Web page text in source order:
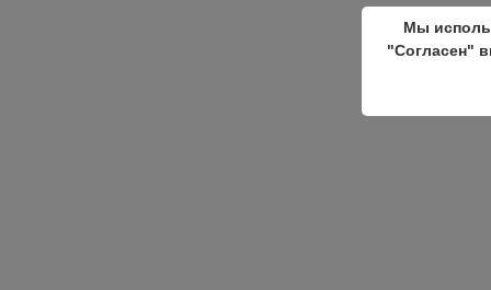
Мы
"Согласен"